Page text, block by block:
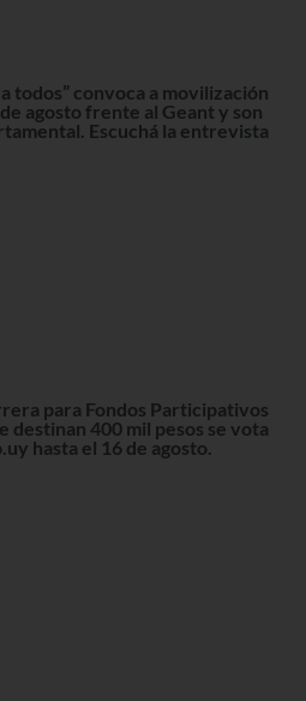
todos” convoca a movilización
agosto frente al Geant y son
Escuchá la entrevista
para Fondos Participativos
destinan 400 mil pesos se vota
hasta el 16 de agosto.